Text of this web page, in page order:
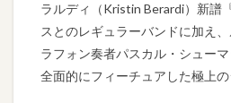
ラルディ（Kristin Berardi）新譜
スとのレギュラーバンドに加え
ラフォン奏者パスカル・シュー
全面的にフィーチュアした極上